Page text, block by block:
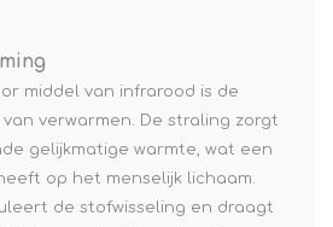
middel van infrarood is de
verwarmen. De straling zorgt
gelijkmatige warmte, wat een
op het menselijk lichaam.
de stofwisseling en draagt